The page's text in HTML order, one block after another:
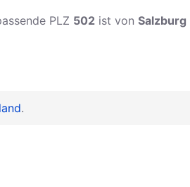
PLZ 502 ist von Salzburg
.